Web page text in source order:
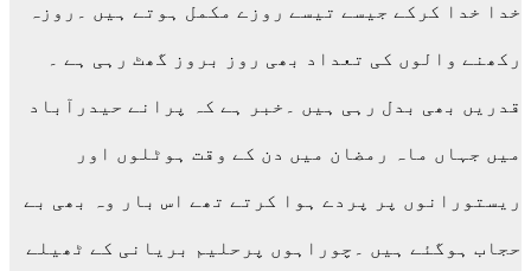
خدا خدا کرکے جیسے تیسے روزے مکمل ہوتے ہیں ۔روزہ
رکھنے والوں کی تعداد بھی روز بروز گھٹ رہی ہے ۔
قدریں بھی بدل رہی ہیں ۔خبر ہے کہ پرانے حیدرآباد
میں جہاں ماہ رمضان میں دن کے وقت ہوٹلوں اور
ریستورانوں پر پردے ہوا کرتے تھے اس بار وہ بھی بے
حجاب ہوگئے ہیں ۔چوراہوں پرحلیم بریانی کے ٹھیلے